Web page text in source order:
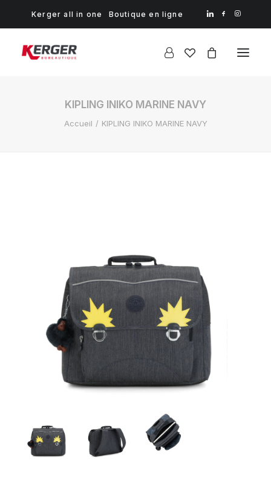
Kerger all in one Boutique en ligne
KIPLING INIKO MARINE NAVY
Accueil KIPLING INIKO MARINE NAVY